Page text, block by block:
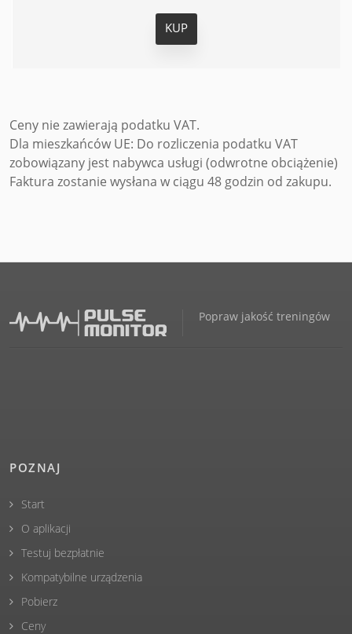
KUP
Ceny nie zawierają podatku VAT.
Dla mieszkańców UE: Do rozliczenia podatku VAT
zobowiązany jest nabywca usługi (odwrotne obciążenie)
Faktura zostanie wysłana w ciągu 48 godzin od zakupu.
Popraw jakość treningów
POZNAJ
Start
O aplikacji
Testuj bezpłatnie
Kompatybilne urządzenia
Pobierz
Ceny